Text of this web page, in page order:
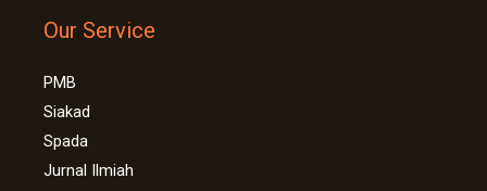
Our Service
PMB
Siakad
Spada
Jurnal Ilmiah